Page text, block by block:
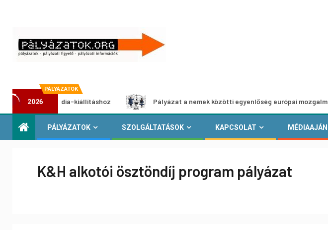
PÁLYÁZATOK
2026kiállításhoz Pályázat a nemek közötti egyenlőség európai mozgalmainak
PÁLYÁZATOK SZOLGÁLTATÁSOK KAPCSOLAT
K&H alkotói ösztöndíj program pályázat